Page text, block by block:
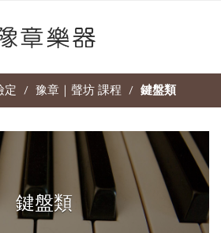
定 / 豫章｜聲坊 課程 / 鍵盤類
鍵盤類